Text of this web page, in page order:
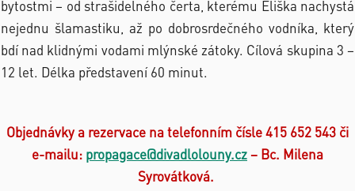
bytostmi – od strašidelného čerta, kterému Eliška nachystá
nejednu šlamastiku, až po dobrosrdečného vodníka, který
bdí nad klidnými vodami mlýnské zátoky. Cílová skupina 3 –
12 let. Délka představení 60 minut.
Objednávky a rezervace na telefonním čísle 415 652 543 či
e-mailu: propagace@divadlolouny.cz– Bc. Milena
Syrovátková.